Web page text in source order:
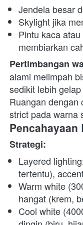
Jendela besar
Skylight jika
Pintu kaca
membiarkan
Pertimbangan
alami melimpah
sedikit lebih
Ruangan dengan
strict pada warna
Pencahayaan
Strategi:
Layered
tertentu),
Warm white
hangat (krem,
Cool white